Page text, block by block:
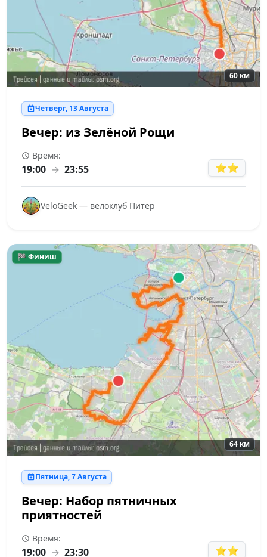
60 км
Четверг, 13 Августа
Вечер: из Зелёной Рощи
Время:
19:00 → 23:55 ⭐⭐
VeloGeek — велоклуб Питер
🏁 Финиш
64 км
Пятница, 7 Августа
Вечер: Набор пятничных
приятностей
Время:
19:00 → 23:30 ⭐⭐